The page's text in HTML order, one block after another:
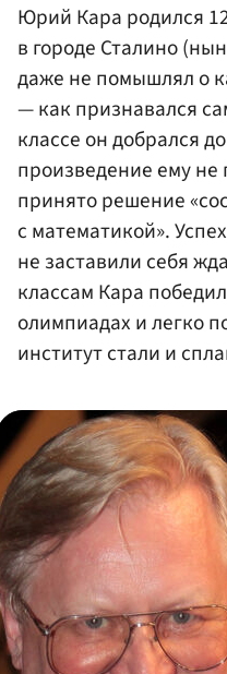
Юрий Кара родился
в городе Сталино
даже не помышлял о
— как признавался
классе он добрался
произведение ему
принято решение
с математикой».
не заставили себя
классам Кара
олимпиадах и легко
институт стали и